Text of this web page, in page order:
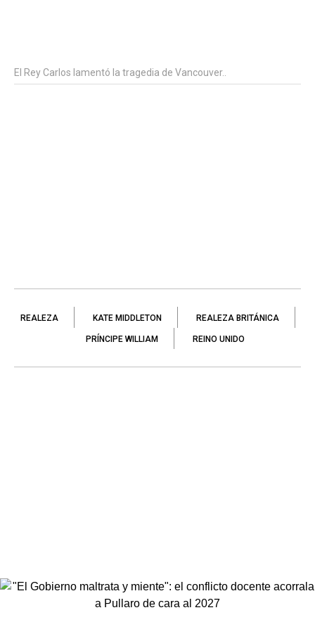
El Rey Carlos lamentó la tragedia de Vancouver..
REALEZA KATE MIDDLETON REALEZA BRITÁNICA
PRÍNCIPE WILLIAM REINO UNIDO